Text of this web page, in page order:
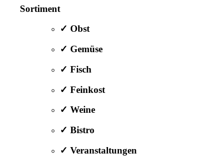
Sortiment
✓ Obst
✓ Gemüse
✓ Fisch
✓ Feinkost
✓ Weine
✓ Bistro
✓ Veranstaltungen